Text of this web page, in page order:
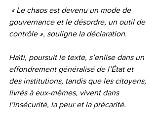
gouvernance et le désordre, un outil de
contrôle », souligne la déclaration.
Haïti, poursuit le texte, s’enlise dans un
effondrement généralisé de l’État et
des institutions, tandis que les citoyens,
livrés à eux-mêmes, vivent dans
l’insécurité, la peur et la précarité.